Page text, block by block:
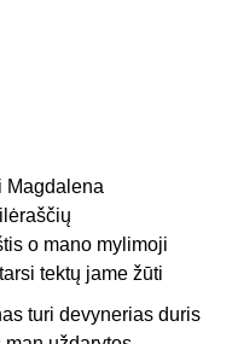
Magdalena
o mano mylimoji
tektų jame žūti
turi devynerias duris